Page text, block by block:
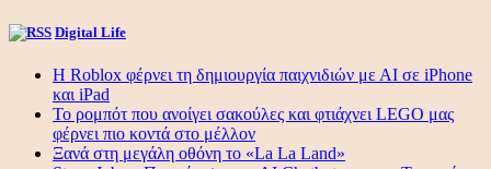
Digital Life
Η Roblox φέρνει τη δημιουργία παιχνιδιών με ΑΙ σε iPhone
και iPad
Το ρομπότ που ανοίγει σακούλες και φτιάχνει LEGO μας
φέρνει πιο κοντά στο μέλλον
Ξανά στη μεγάλη οθόνη το «La La Land»